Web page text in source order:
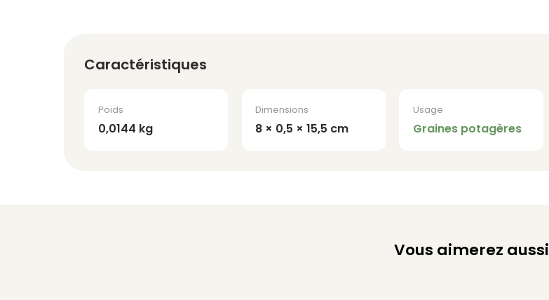
Caractéristiques
Poids
0,0144 kg
Dimensions
8 × 0,5 × 15,5 cm
Usage
Graines potagères
Vous aimerez aussi